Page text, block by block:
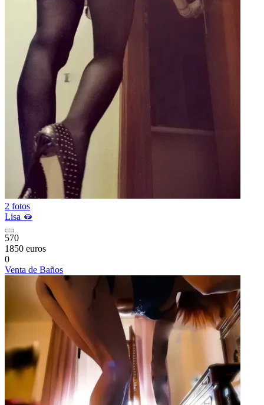
2 fotos
Lisa 🫦
570
1850 euros
0
Venta de Baños